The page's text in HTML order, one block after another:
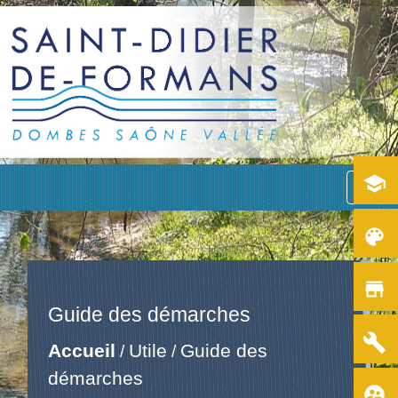
menu
Guide des démarches
Accueil / Utile / Guide des
démarches
school
color_lens
store
build